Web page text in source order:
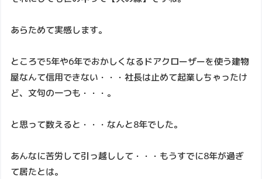
あらためて実感します。
ところで5年や6年でおかしくなるドアクローザーを使う建物
屋なんて信用できない・・・社長は止めて起業しちゃったけ
ど、文句の一つも・・・。
と思って数えると・・・なんと8年でした。
あんなに苦労して引っ越しして・・・もうすでに8年が過ぎ
て居たとは。